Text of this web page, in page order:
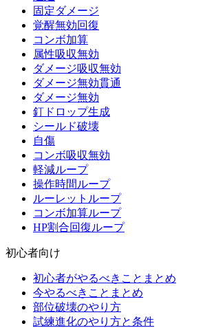
固定ダメージ
覚醒無効回復
コンボ加算
属性吸収無効
ダメージ吸収無効
ダメージ無効貫通
ダメージ無効
釘ドロップ生成
シールド破壊
自傷
コンボ吸収無効
軽減ループ
操作時間ループ
ルーレットループ
コンボ加算ループ
HP割合回復ループ
初心者向け
初心者がやるべきことまとめ
今やるべきことまとめ
部位破壊のやり方
試練進化のやり方と条件